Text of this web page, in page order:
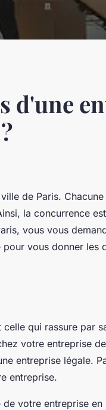
d'une
de Paris. Chacune
la concurrence
vous vous
vous donner les
qui rassure par
votre entreprise de
entreprise légale.
entreprise.
votre entreprise en